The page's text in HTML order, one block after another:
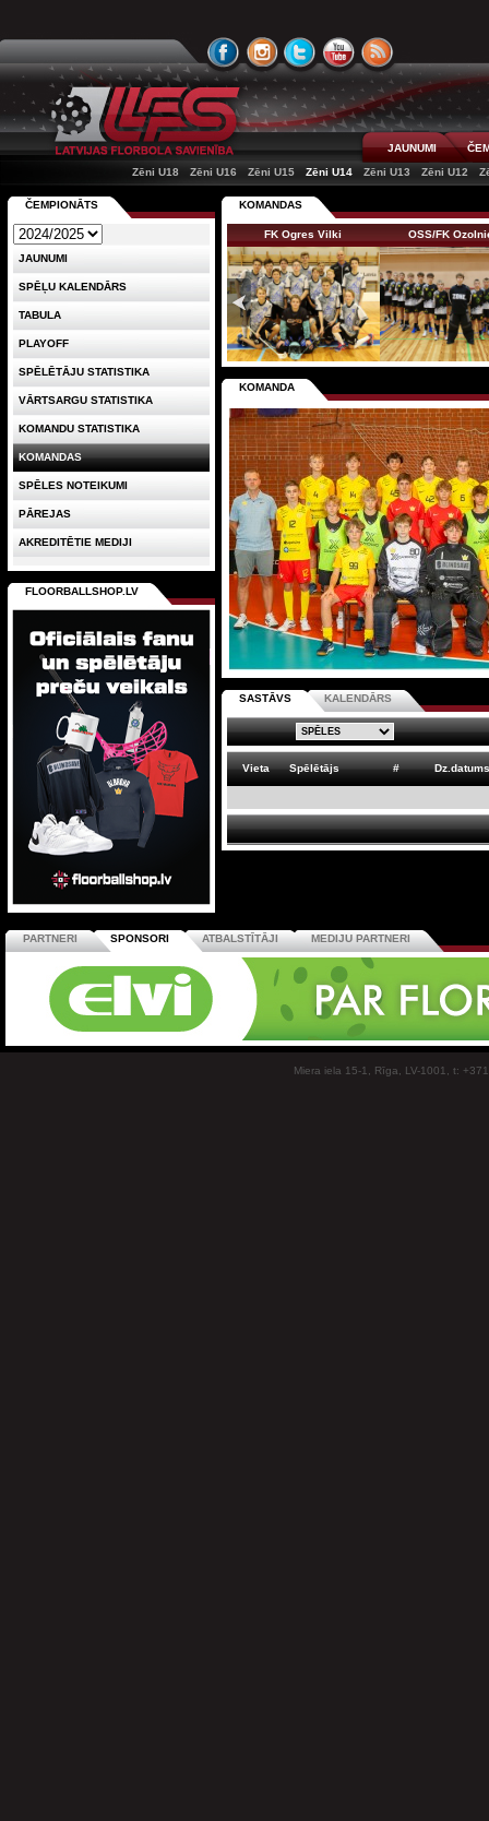
JAUNUMI
Zēni U18
Zēni U16 Zēni U15 Zēni U14 Zēni U13 Zēni U12
KOMANDAS
FK Ogres Vilki OSS/FK
KOMANDA
SASTĀVS KALENDĀRS
Vieta Spēlētājs # Dz.datums
ČEMPIONĀTS
JAUNUMI
SPĒĻU KALENDĀRS
TABULA
PLAYOFF
SPĒLĒTĀJU STATISTIKA
VĀRTSARGU STATISTIKA
KOMANDU STATISTIKA
KOMANDAS
SPĒLES NOTEIKUMI
PĀREJAS
AKREDITĒTIE MEDIJI
FLOORBALLSHOP.LV
PARTNERI SPONSORI ATBALSTĪTĀJI MEDIJU PARTNERI
Miera iela 15-1, Rīga, LV-1001, t: